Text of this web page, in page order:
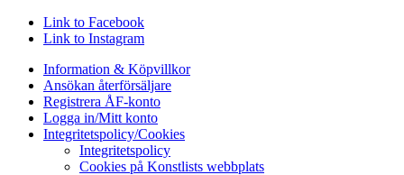
Link to Facebook
Link to Instagram
Information & Köpvillkor
Ansökan återförsäljare
Registrera ÅF-konto
Logga in/Mitt konto
Integritetspolicy/Cookies
Integritetspolicy
Cookies på Konstlists webbplats